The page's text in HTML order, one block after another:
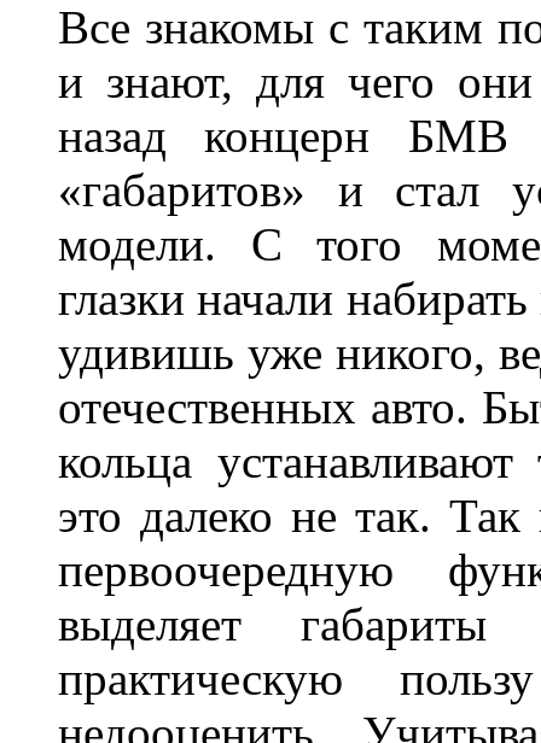
Все знакомы с таким
и знают, для чего
назад концерн БМВ
«габаритов» и стал
модели. С того
глазки начали
удивишь уже никого,
отечественных авто.
кольца
это далеко не так. Так
первоочередную
выделяет
практическую